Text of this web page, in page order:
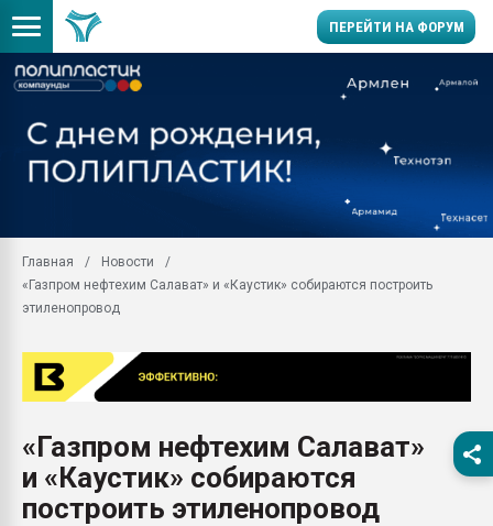
ПЕРЕЙТИ НА ФОРУМ
заводу пластмасс"
первый план в
28.07.2026
ситуацией на
Всё, что касается
Главная
Новости
«Газпром нефтехим Салават» и «Каустик» собираются построить
этиленопровод
«Газпром нефтехим Салават»
и «Каустик» собираются
построить этиленопровод